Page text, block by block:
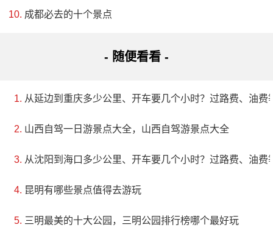
如周穆王西征犬戎于此，休于玄池（即黑龙潭）之上，
宗时，新罗国高僧慧超来大唐求法，受皇帝之命来仙游
评级：AAA
地址：西安市莲湖区化觉巷30号
也很近。它与大学习巷清真大寺并称为中国西安最古老
成都必去的十个景点
- 随便看看 -
从延边到重庆多少公里、开车要几个小时？过路费、油费
山西自驾一日游景点大全，山西自驾游景点大全
从沈阳到海口多少公里、开车要几个小时？过路费、油费
昆明有哪些景点值得去游玩
三明最美的十大公园，三明公园排行榜哪个最好玩